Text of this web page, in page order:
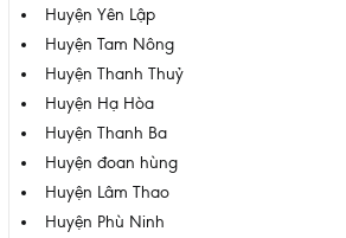
Huyện Yên Lập
Huyện Tam Nông
Huyện Thanh Thuỷ
Huyện Hạ Hòa
Huyện Thanh Ba
Huyện đoan hùng
Huyện Lâm Thao
Huyện Phù Ninh